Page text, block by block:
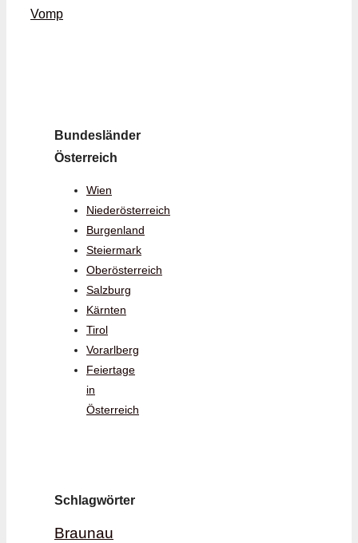
Vomp
Bundesländer
Österreich
Wien
Niederösterreich
Burgenland
Steiermark
Oberösterreich
Salzburg
Kärnten
Tirol
Vorarlberg
Feiertage
in
Österreich
Schlagwörter
Braunau